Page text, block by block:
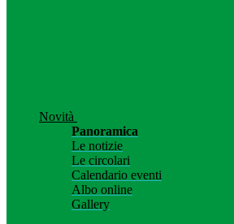
Novità
Panoramica
Le notizie
Le circolari
Calendario eventi
Albo online
Gallery